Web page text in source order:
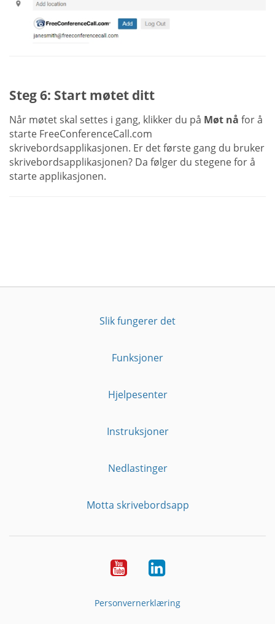
Steg 6: Start møtet ditt
Når møtet skal settes i gang, klikker du på Møt nå for å
starte FreeConferenceCall.com
skrivebordsapplikasjonen. Er det første gang du bruker
skrivebordsapplikasjonen? Da følger du stegene for å
starte applikasjonen.
Slik fungerer det
Funksjoner
Hjelpesenter
Instruksjoner
Nedlastinger
Motta skrivebordsapp
YouTubeLinkedin
Personvernerklæring